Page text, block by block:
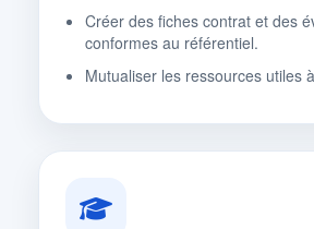
Créer des fiches contrat et des
conformes au référentiel.
Mutualiser les ressources utiles